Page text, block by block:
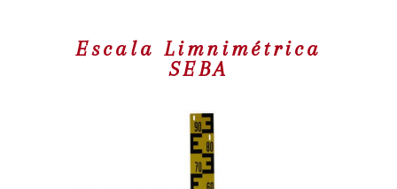
Escala Limnimétrica
SEBA